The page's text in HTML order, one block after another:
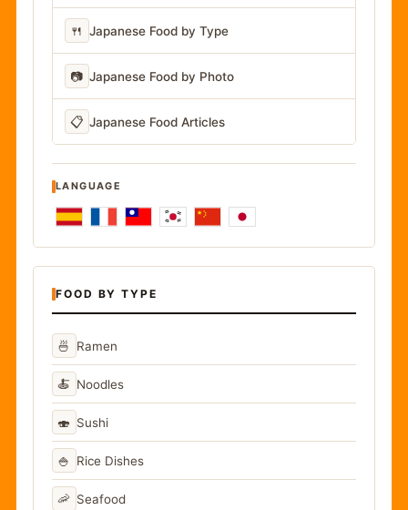
🍴 Japanese Food by Type
📷 Japanese Food by Photo
📋 Japanese Food Articles
LANGUAGE
FOOD BY TYPE
🍜 Ramen
🍝 Noodles
🍣 Sushi
🍚 Rice Dishes
🦐 Seafood